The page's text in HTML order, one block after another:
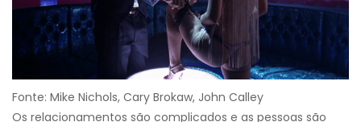
Fonte: Mike Nichols, Cary Brokaw, John Calley
Os relacionamentos são complicados e as pessoas são